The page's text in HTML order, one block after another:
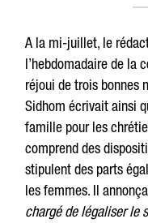
A la mi-juillet, le
l’hebdomadaire de la
réjoui de trois bonnes
Sidhom écrivait ainsi
famille pour les
comprend des
stipulent des parts
les femmes. Il
chargé de légaliser le